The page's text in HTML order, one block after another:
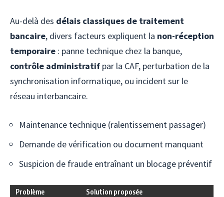
Au-delà des délais classiques de traitement
bancaire, divers facteurs expliquent la non-réception
temporaire : panne technique chez la banque,
contrôle administratif par la CAF, perturbation de la
synchronisation informatique, ou incident sur le
réseau interbancaire.
Maintenance technique (ralentissement passager)
Demande de vérification ou document manquant
Suspicion de fraude entraînant un blocage préventif
Problème Solution proposée